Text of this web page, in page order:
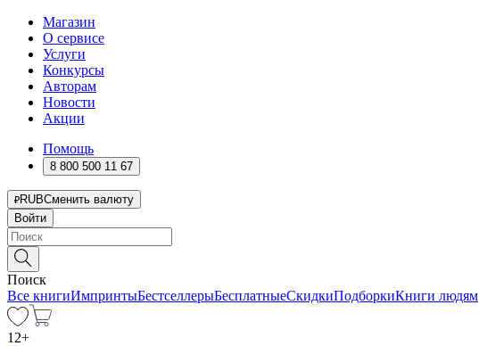
Магазин
О сервисе
Услуги
Конкурсы
Авторам
Новости
Акции
Помощь
8 800 500 11 67
RUBСменить валюту
Войти
Поиск
Все книгиИмпринтыБестселлерыБесплатныеСкидкиПодборкиКниги людям
12+